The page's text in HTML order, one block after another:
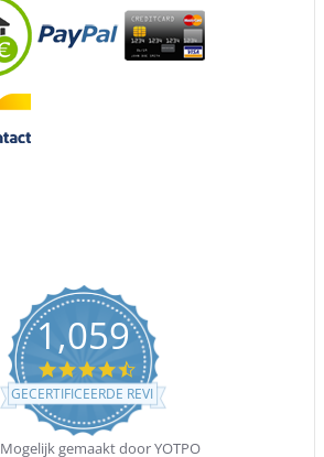
1,059
4.5
star
rating
GECERTIFICEERDE REVIEWS
Mogelijk gemaakt door YOTPO